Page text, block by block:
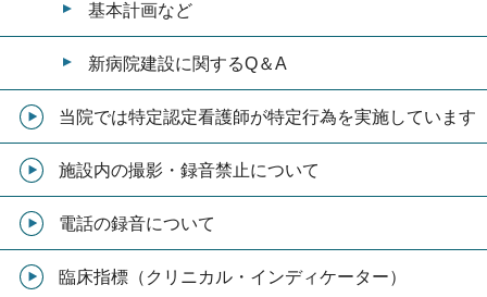
基本計画など
新病院建設に関するQ＆A
当院では特定認定看護師が特定行為を実施しています
施設内の撮影・録音禁止について
電話の録音について
臨床指標（クリニカル・インディケーター）